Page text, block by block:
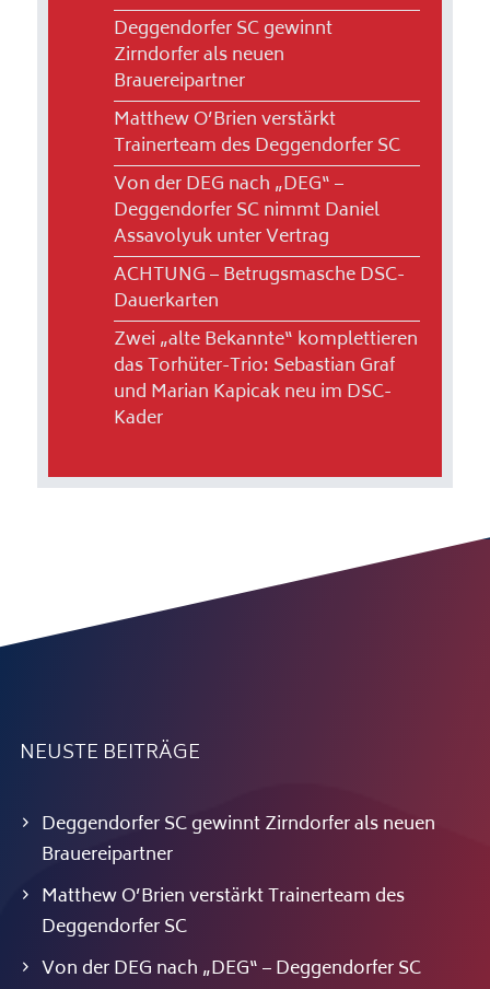
Deggendorfer SC gewinnt
Zirndorfer als neuen
Brauereipartner
Matthew O’Brien verstärkt
Trainerteam des Deggendorfer SC
Von der DEG nach „DEG“ –
Deggendorfer SC nimmt Daniel
Assavolyuk unter Vertrag
ACHTUNG – Betrugsmasche DSC-
Dauerkarten
Zwei „alte Bekannte“ komplettieren
das Torhüter-Trio: Sebastian Graf
und Marian Kapicak neu im DSC-
Kader
NEUSTE BEITRÄGE
Deggendorfer SC gewinnt Zirndorfer als neuen
Brauereipartner
Matthew O’Brien verstärkt Trainerteam des
Deggendorfer SC
Von der DEG nach „DEG“ – Deggendorfer SC